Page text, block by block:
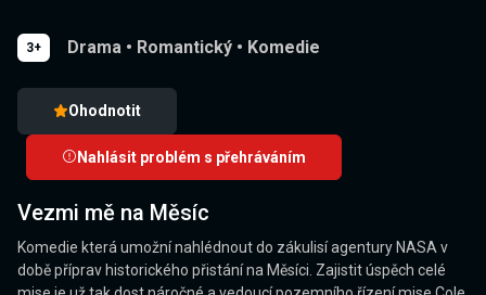
3+ Drama • Romantický • Komedie
Ohodnotit
Nahlásit problém s přehráváním
Vezmi mě na Měsíc
Komedie která umožní nahlédnout do zákulisí agentury NASA v
době příprav historického přistání na Měsíci. Zajistit úspěch celé